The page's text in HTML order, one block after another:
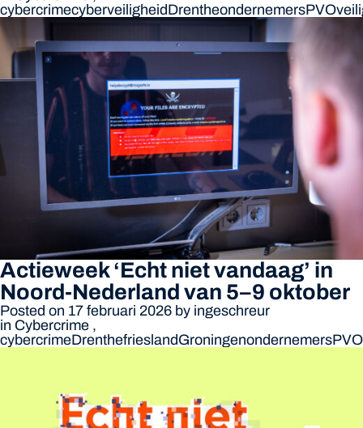
cybercrimecyberveiligheidDrentheondernemersPVO
Actieweek ‘Echt niet vandaag’ in
Noord-Nederland van 5–9 oktober
Posted on 17 februari 2026 by ingeschreur
in Cybercrime ,
cybercrimeDrenthefrieslandGroningenondernemersPVO